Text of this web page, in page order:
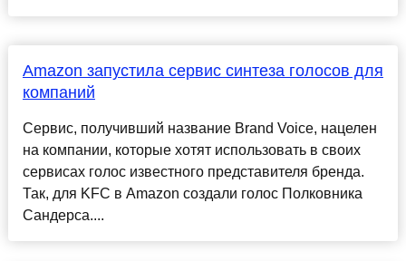
Amazon запустила сервис синтеза голосов для
компаний
Сервис, получивший название Brand Voice, нацелен
на компании, которые хотят использовать в своих
сервисах голос известного представителя бренда.
Так, для KFC в Amazon создали голос Полковника
Сандерса....